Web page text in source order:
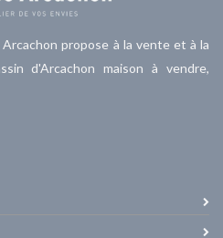
propose à la vente et à la
d'Arcachon maison à vendre,